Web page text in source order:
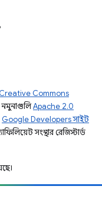
Creative Commons
Apache 2.0
Google Developers সাইট
সংস্থার রেজিস্টার্ড